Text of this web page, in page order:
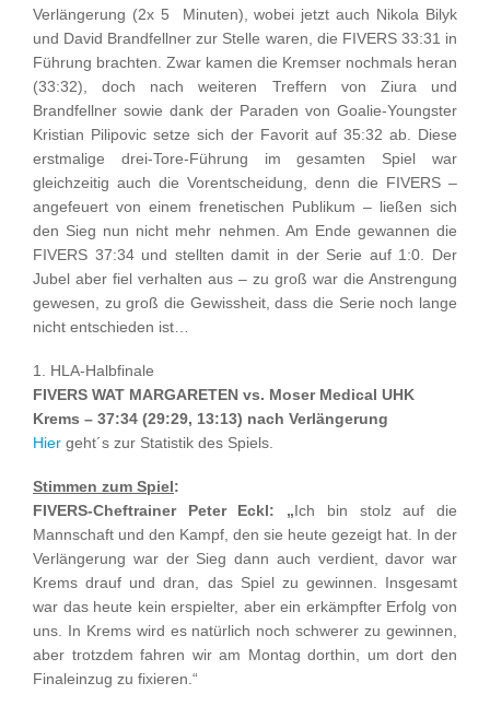
Verlängerung (2x 5 Minuten), wobei jetzt auch Nikola Bilyk
und David Brandfellner zur Stelle waren, die FIVERS 33:31 in
Führung brachten. Zwar kamen die Kremser nochmals heran
(33:32), doch nach weiteren Treffern von Ziura und
Brandfellner sowie dank der Paraden von Goalie-Youngster
Kristian Pilipovic setze sich der Favorit auf 35:32 ab. Diese
erstmalige drei-Tore-Führung im gesamten Spiel war
gleichzeitig auch die Vorentscheidung, denn die FIVERS –
angefeuert von einem frenetischen Publikum – ließen sich
den Sieg nun nicht mehr nehmen. Am Ende gewannen die
FIVERS 37:34 und stellten damit in der Serie auf 1:0. Der
Jubel aber fiel verhalten aus – zu groß war die Anstrengung
gewesen, zu groß die Gewissheit, dass die Serie noch lange
nicht entschieden ist…
1. HLA-Halbfinale
FIVERS WAT MARGARETEN vs. Moser Medical UHK
Krems – 37:34 (29:29, 13:13) nach Verlängerung
Hier geht´s zur Statistik des Spiels.
Stimmen zum Spiel:
FIVERS-Cheftrainer Peter Eckl:
„Ich bin stolz auf die
Mannschaft und den Kampf, den sie heute gezeigt hat. In der
Verlängerung war der Sieg dann auch verdient, davor war
Krems drauf und dran, das Spiel zu gewinnen. Insgesamt
war das heute kein erspielter, aber ein erkämpfter Erfolg von
uns. In Krems wird es natürlich noch schwerer zu gewinnen,
aber trotzdem fahren wir am Montag dorthin, um dort den
Finaleinzug zu fixieren.“